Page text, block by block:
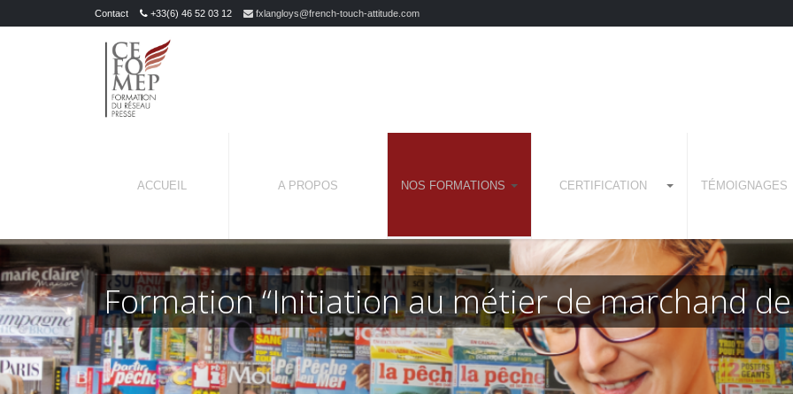
Contact +33(6) 46 52 03 12 fxlangloys@french-touch-attitude.com
ACCUEIL A PROPOS NOS FORMATIONS CERTIFICATION TÉMOIGNAGES
Formation “Initiation au métier de marchand de